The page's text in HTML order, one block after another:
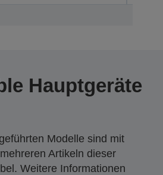
Hauptgeräte
Modelle sind mit
Artikeln dieser
Weitere Informationen